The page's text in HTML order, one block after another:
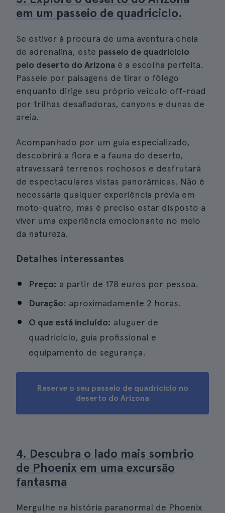
em um passeio de quadriciclo.
Se estiver à procura de uma aventura cheia
de adrenalina, este passeio de quadriciclo
pelo deserto do Arizona é a escolha perfeita.
Passeie por paisagens de tirar o fôlego
enquanto dirige seu próprio veículo off-road
por trilhas desafiadoras, canyons e dunas de
areia.
Acompanhado por um guia especializado,
descobrirá a flora e a fauna do deserto,
atravessará terrenos rochosos e desfrutará
de espectaculares vistas panorâmicas. Não é
necessária qualquer experiência prévia em
moto-quatro, mas é preciso estar disposto a
viver uma experiência emocionante no meio
da natureza.
Detalhes interessantes
Preço: a partir de 178 euros por pessoa.
Duração: aproximadamente 2 horas.
O que está incluído: aluguer de
quadriciclo, guia profissional e
equipamento de segurança.
Reserve o seu passeio de quadriciclo no
deserto do Arizona
4. Descubra o lado mais sombrio
de Phoenix em uma excursão
fantasma
Mergulhe na história paranormal de Phoenix